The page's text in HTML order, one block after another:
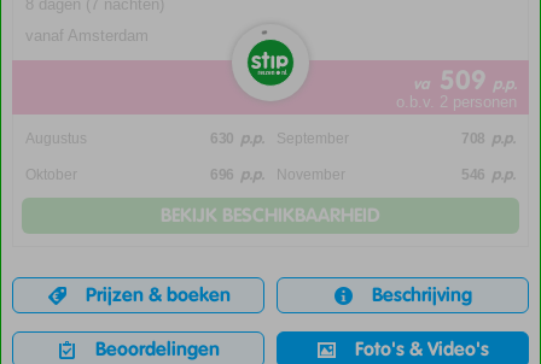
8 dagen (7 nachten)
vanaf Amsterdam
va 509 p.p.
o.b.v. 2 personen
Augustus 630 p.p. September 708 p.p.
Oktober 696 p.p. November 546 p.p.
BEKIJK BESCHIKBAARHEID
Prijzen & boeken Beschrijving
Beoordelingen Foto's & Video's